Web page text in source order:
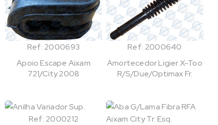
Ref: 2000693
Apoio Escape Aixam
721/City 2008
Ref: 2000640
Amortecedor Ligier X-Too
R/S/Due/Optimax Fr.
Ref: 2000212